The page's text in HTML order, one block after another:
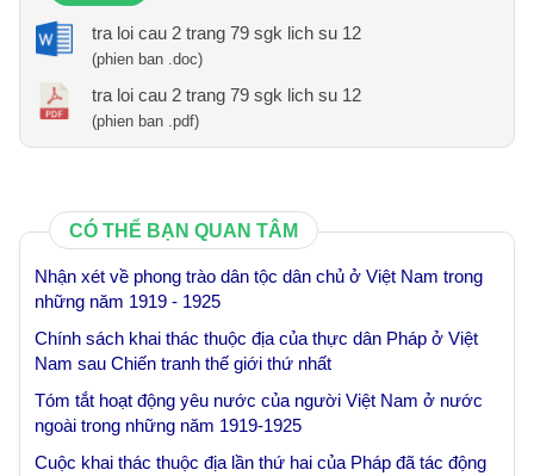
tra loi cau 2 trang 79 sgk lich su 12
(phien ban .doc)
tra loi cau 2 trang 79 sgk lich su 12
(phien ban .pdf)
CÓ THỂ BẠN QUAN TÂM
Nhận xét về phong trào dân tộc dân chủ ở Việt Nam trong
những năm 1919 - 1925
Chính sách khai thác thuộc địa của thực dân Pháp ở Việt
Nam sau Chiến tranh thế giới thứ nhất
Tóm tắt hoạt động yêu nước của người Việt Nam ở nước
ngoài trong những năm 1919-1925
Cuộc khai thác thuộc địa lần thứ hai của Pháp đã tác động